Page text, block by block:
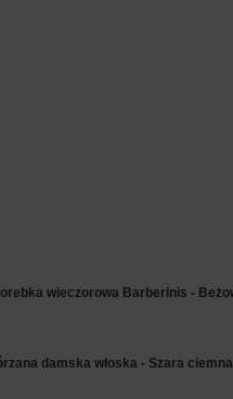
wieczorowa Barberinis -
damska włoska - Szara ciemna